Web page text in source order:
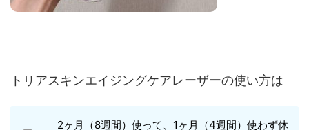
トリアスキンエイジングケアレーザーの使い方は
2ヶ月（8週間）使って、1ヶ月（4週間）使わず休